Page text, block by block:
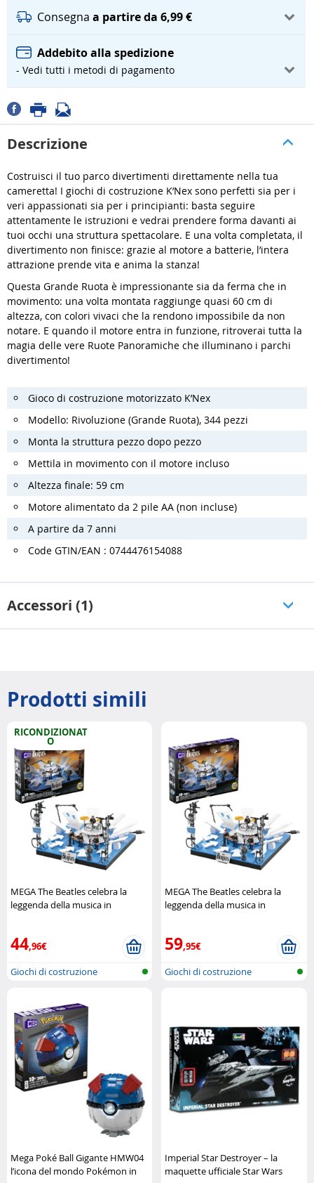
Consegna a partire da 6,99 €
Addebito alla spedizione
- Vedi tutti i metodi di pagamento
Descrizione
Costruisci il tuo parco divertimenti direttamente nella tua
cameretta! I giochi di costruzione K’Nex sono perfetti sia per i
veri appassionati sia per i principianti: basta seguire
attentamente le istruzioni e vedrai prendere forma davanti ai
tuoi occhi una struttura spettacolare. E una volta completata, il
divertimento non finisce: grazie al motore a batterie, l’intera
attrazione prende vita e anima la stanza!
Questa Grande Ruota è impressionante sia da ferma che in
movimento: una volta montata raggiunge quasi 60 cm di
altezza, con colori vivaci che la rendono impossibile da non
notare. E quando il motore entra in funzione, ritroverai tutta la
magia delle vere Ruote Panoramiche che illuminano i parchi
divertimento!
Gioco di costruzione motorizzato K’Nex
Modello: Rivoluzione (Grande Ruota), 344 pezzi
Monta la struttura pezzo dopo pezzo
Mettila in movimento con il motore incluso
Altezza finale: 59 cm
Motore alimentato da 2 pile AA (non incluse)
A partire da 7 anni
Code GTIN/EAN : 0744476154088
Accessori (1)
Prodotti simili
RICONDIZIONAT
O
MEGA The Beatles celebra la
leggenda della musica in
44,96€
Giochi di costruzione
MEGA The Beatles celebra la
leggenda della musica in
59,95€
Giochi di costruzione
Mega Poké Ball Gigante HMW04
l’icona del mondo Pokémon in
Imperial Star Destroyer – la
maquette ufficiale Star Wars